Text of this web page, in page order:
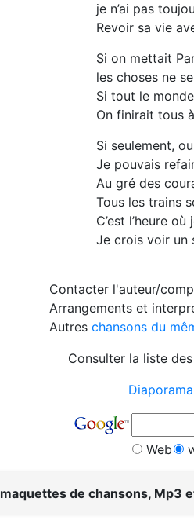
je n’ai pas
Revoir sa vie
Si on mettait
les choses ne
Si tout le
On finirait tous
Si seulement,
Je pouvais
Au gré des
Tous les trains
C’est l’heure
Je crois voir un
Contacter l'auteur/
Arrangements et
Autres chansons du
Consulter la liste des
Diaporama
Web
maquettes de chansons, Mp3